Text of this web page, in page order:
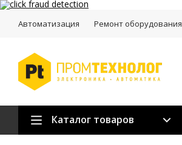
Автоматизация Ремонт оборудования
Каталог товаров